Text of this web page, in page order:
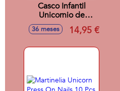
Casco Infantil
Unicornio de
Protección Talla 52-
56
36 meses 14,95 €